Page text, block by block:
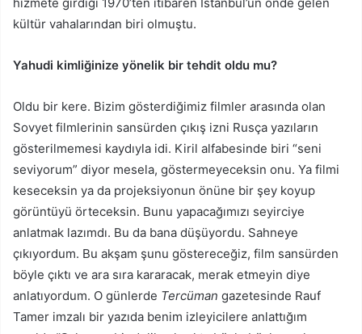
kültür vahalarından biri olmuştu.
Yahudi kimliğinize yönelik bir tehdit oldu mu?
Oldu bir kere. Bizim gösterdiğimiz filmler arasında olan
Sovyet filmlerinin sansürden çıkış izni Rusça yazıların
gösterilmemesi kaydıyla idi. Kiril alfabesinde biri “seni
seviyorum” diyor mesela, göstermeyeceksin onu. Ya filmi
keseceksin ya da projeksiyonun önüne bir şey koyup
görüntüyü örteceksin. Bunu yapacağımızı seyirciye
anlatmak lazımdı. Bu da bana düşüyordu. Sahneye
çıkıyordum. Bu akşam şunu göstereceğiz, film sansürden
böyle çıktı ve ara sıra kararacak, merak etmeyin diye
anlatıyordum. O günlerde Tercüman gazetesinde Rauf
Tamer imzalı bir yazıda benim izleyicilere anlattığım